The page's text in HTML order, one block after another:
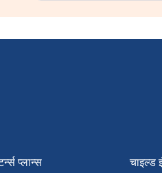
प्लान्स चाइल्ड